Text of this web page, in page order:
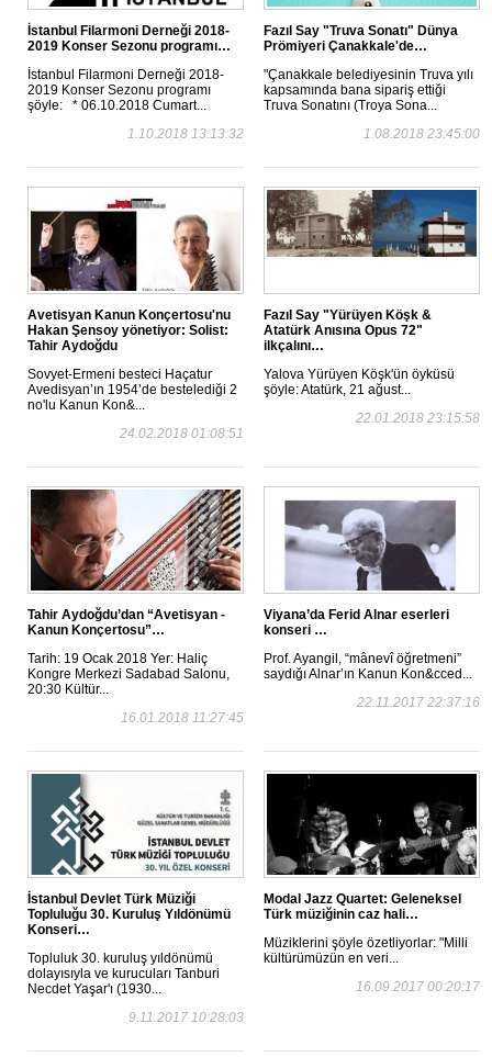
İstanbul Filarmoni Derneği 2018-
2019 Konser Sezonu programı…
İstanbul Filarmoni Derneği 2018-
2019 Konser Sezonu programı
şöyle: * 06.10.2018 Cumart...
1.10.2018 13:13:32
Fazıl Say "Truva Sonatı" Dünya
Prömiyeri Çanakkale'de…
"Çanakkale belediyesinin Truva yılı
kapsamında bana sipariş ettiği
Truva Sonatını (Troya Sona...
1.08.2018 23:45:00
Avetisyan Kanun Konçertosu'nu
Hakan Şensoy yönetiyor: Solist:
Tahir Aydoğdu
Sovyet-Ermeni besteci Haçatur
Avedisyan’ın 1954’de bestelediği 2
no'lu Kanun Kon&...
24.02.2018 01:08:51
Fazıl Say "Yürüyen Köşk &
Atatürk Anısına Opus 72"
ilkçalını…
Yalova Yürüyen Köşk'ün öyküsü
şöyle: Atatürk, 21 ağust...
22.01.2018 23:15:58
Tahir Aydoğdu’dan “Avetisyan -
Kanun Konçertosu”…
Tarih: 19 Ocak 2018 Yer: Haliç
Kongre Merkezi Sadabad Salonu,
20:30 Kültür...
16.01.2018 11:27:45
Viyana’da Ferid Alnar eserleri
konseri …
Prof. Ayangil, “mânevî öğretmeni”
saydığı Alnar’ın Kanun Kon&cced...
22.11.2017 22:37:16
İstanbul Devlet Türk Müziği
Topluluğu 30. Kuruluş Yıldönümü
Konseri…
Topluluk 30. kuruluş yıldönümü
dolayısıyla ve kurucuları Tanburi
Necdet Yaşar'ı (1930...
9.11.2017 10:28:03
Modal Jazz Quartet: Geleneksel
Türk müziğinin caz hali…
Müziklerini şöyle özetliyorlar: "Milli
kültürümüzün en veri...
16.09.2017 00:20:17